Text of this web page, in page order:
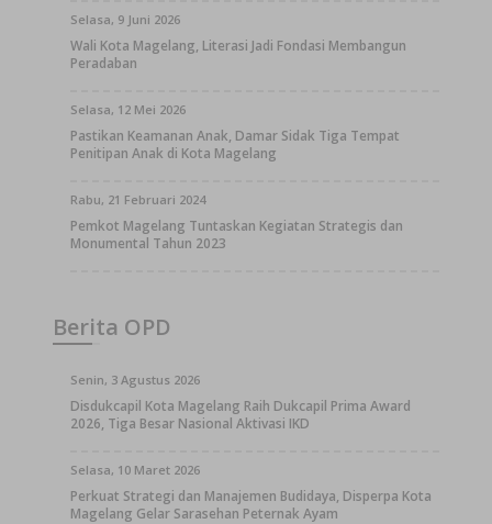
Selasa, 9 Juni 2026
Wali Kota Magelang, Literasi Jadi Fondasi Membangun
Peradaban
Selasa, 12 Mei 2026
Pastikan Keamanan Anak, Damar Sidak Tiga Tempat
Penitipan Anak di Kota Magelang
Rabu, 21 Februari 2024
Pemkot Magelang Tuntaskan Kegiatan Strategis dan
Monumental Tahun 2023
Berita OPD
Senin, 3 Agustus 2026
Disdukcapil Kota Magelang Raih Dukcapil Prima Award
2026, Tiga Besar Nasional Aktivasi IKD
Selasa, 10 Maret 2026
Perkuat Strategi dan Manajemen Budidaya, Disperpa Kota
Magelang Gelar Sarasehan Peternak Ayam